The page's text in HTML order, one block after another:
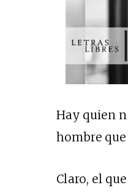
Hay quien
hombre
Claro, el